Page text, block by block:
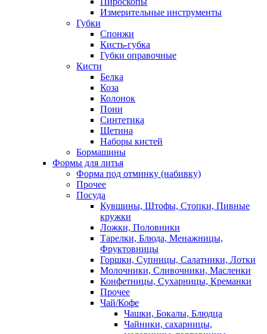
Измерительные инструменты
Губки
Спонжи
Кисть-губка
Губки оправочные
Кисти
Белка
Коза
Колонок
Пони
Синтетика
Щетина
Наборы кистей
Бормашины
Формы для литья
Форма под отминку (набивку)
Прочее
Посуда
Кувшины, Штофы, Стопки, Пивные
кружки
Ложки, Половники
Тарелки, Блюда, Менажницы,
Фруктовницы
Горшки, Супницы, Салатники, Лотки
Молочники, Сливочники, Масленки
Конфетницы, Сухарницы, Креманки
Прочее
Чай/Кофе
Чашки, Бокалы, Блюдца
Чайники, сахарницы,